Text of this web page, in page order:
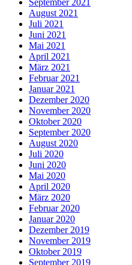
September 2021
August 2021
Juli 2021
Juni 2021
Mai 2021
April 2021
März 2021
Februar 2021
Januar 2021
Dezember 2020
November 2020
Oktober 2020
September 2020
August 2020
Juli 2020
Juni 2020
Mai 2020
April 2020
März 2020
Februar 2020
Januar 2020
Dezember 2019
November 2019
Oktober 2019
September 2019